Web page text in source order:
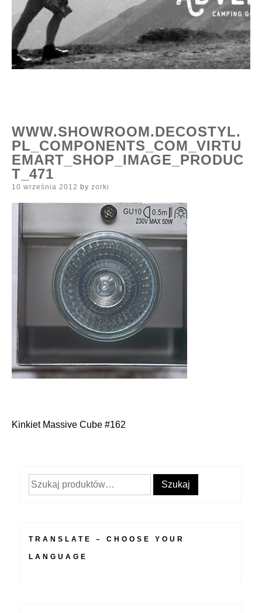
WWW.SHOWROOM.DECOSTYL.
PL_COMPONENTS_COM_VIRTU
EMART_SHOP_IMAGE_PRODUC
T_471
Posted
10 września 2012 by zorki
Nawigacja
Kinkiet Massive Cube #162
Szukaj: Szukaj
TRANSLATE – CHOOSE YOUR
LANGUAGE